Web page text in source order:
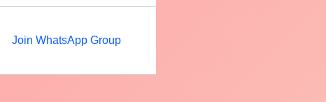
Join WhatsApp Group